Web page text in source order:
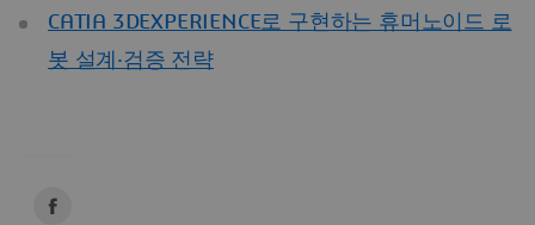
CATIA 3DEXPERIENCE로 구현하는 휴머노이드 로
봇 설계·검증 전략